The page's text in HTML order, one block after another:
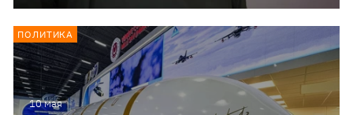
10 мая
ПОЛИТИКА